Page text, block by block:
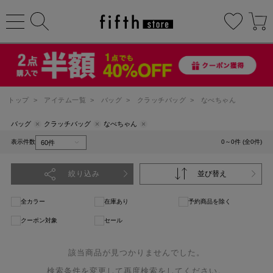
トップ > アイテム一覧 > バッグ > クラッチバッグ > なべちゃん
バッグ クラッチバッグ なべちゃん
表示件数 0～0件 (全0件)
絞り込み 並び替え
全カラー 在庫あり 予約商品を除く
クーポン対象 セール
該当商品が見つかりませんでした。
検索条件を変更して再度検索をしてください。